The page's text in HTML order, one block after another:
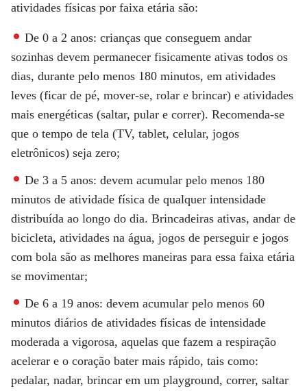
atividades físicas por faixa etária são:
De 0 a 2 anos: crianças que conseguem andar
sozinhas devem permanecer fisicamente ativas todos os
dias, durante pelo menos 180 minutos, em atividades
leves (ficar de pé, mover-se, rolar e brincar) e atividades
mais energéticas (saltar, pular e correr). Recomenda-se
que o tempo de tela (TV, tablet, celular, jogos
eletrônicos) seja zero;
De 3 a 5 anos: devem acumular pelo menos 180
minutos de atividade física de qualquer intensidade
distribuída ao longo do dia. Brincadeiras ativas, andar de
bicicleta, atividades na água, jogos de perseguir e jogos
com bola são as melhores maneiras para essa faixa etária
se movimentar;
De 6 a 19 anos: devem acumular pelo menos 60
minutos diários de atividades físicas de intensidade
moderada a vigorosa, aquelas que fazem a respiração
acelerar e o coração bater mais rápido, tais como:
pedalar, nadar, brincar em um playground, correr, saltar